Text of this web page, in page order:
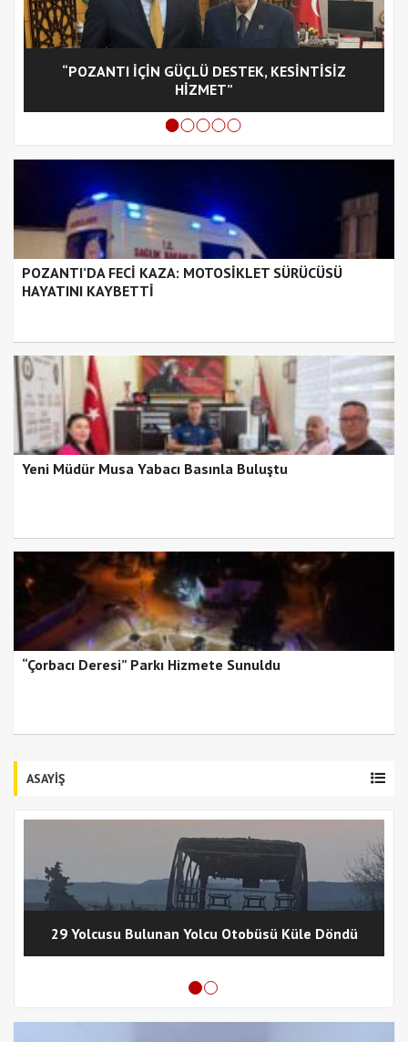
“POZANTI İÇİN GÜÇLÜ DESTEK, KESİNTİSİZ
HİZMET”
POZANTI’DA FECİ KAZA: MOTOSİKLET SÜRÜCÜSÜ
HAYATINI KAYBETTİ
Yeni Müdür Musa Yabacı Basınla Buluştu
“Çorbacı Deresi” Parkı Hizmete Sunuldu
ASAYİŞ
29 Yolcusu Bulunan Yolcu Otobüsü Küle Döndü